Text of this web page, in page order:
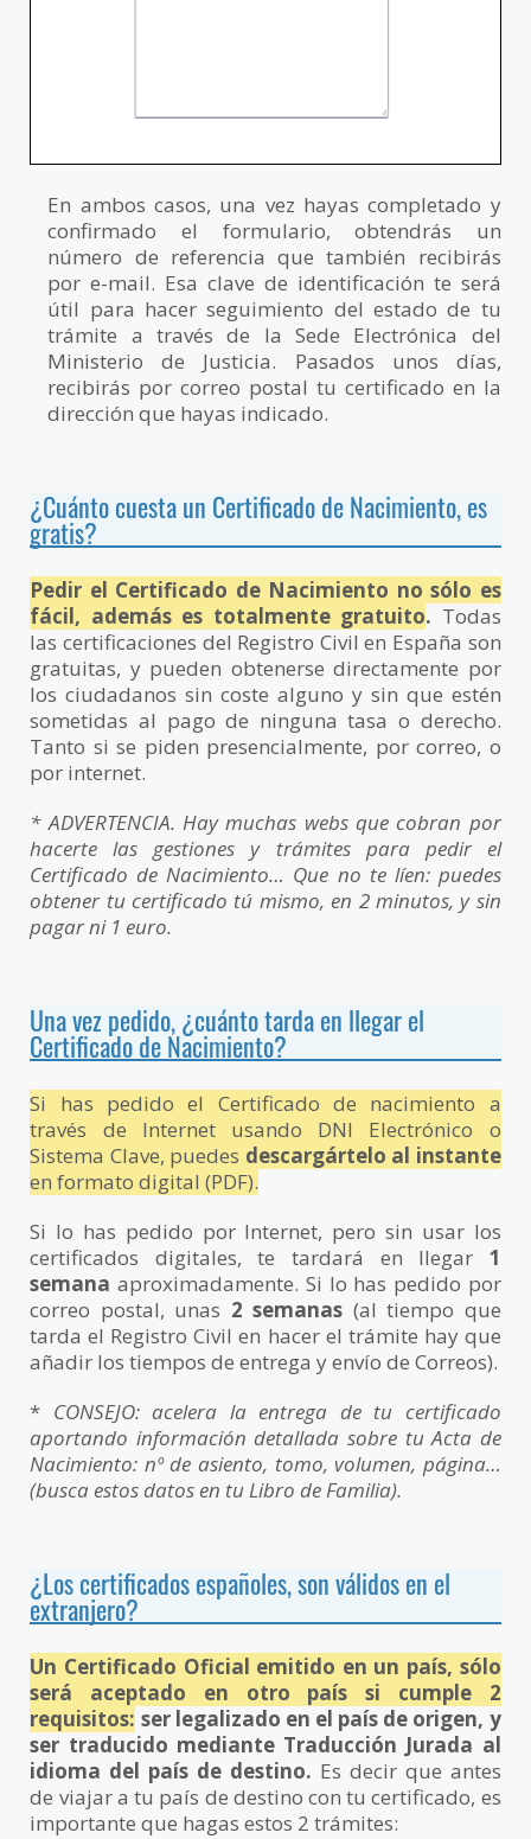
En ambos casos, una vez hayas completado y
confirmado el formulario, obtendrás un
número de referencia que también recibirás
por e-mail. Esa clave de identificación te será
útil para hacer seguimiento del estado de tu
trámite a través de la Sede Electrónica del
Ministerio de Justicia. Pasados unos días,
recibirás por correo postal tu certificado en la
dirección que hayas indicado.
¿Cuánto cuesta un Certificado de Nacimiento, es
gratis?
Pedir el Certificado de Nacimiento no sólo es
fácil, además es totalmente gratuito. Todas
las certificaciones del Registro Civil en España son
gratuitas, y pueden obtenerse directamente por
los ciudadanos sin coste alguno y sin que estén
sometidas al pago de ninguna tasa o derecho.
Tanto si se piden presencialmente, por correo, o
por internet.
* ADVERTENCIA. Hay muchas webs que cobran por
hacerte las gestiones y trámites para pedir el
Certificado de Nacimiento… Que no te líen: puedes
obtener tu certificado tú mismo, en 2 minutos, y sin
pagar ni 1 euro.
Una vez pedido, ¿cuánto tarda en llegar el
Certificado de Nacimiento?
Si has pedido el Certificado de nacimiento a
través de Internet usando DNI Electrónico o
Sistema Clave, puedes descargártelo al instante
en formato digital (PDF).
Si lo has pedido por Internet, pero sin usar los
certificados digitales, te tardará en llegar 1
semana aproximadamente. Si lo has pedido por
correo postal, unas 2 semanas (al tiempo que
tarda el Registro Civil en hacer el trámite hay que
añadir los tiempos de entrega y envío de Correos).
* CONSEJO: acelera la entrega de tu certificado
aportando información detallada sobre tu Acta de
Nacimiento: nº de asiento, tomo, volumen, página…
(busca estos datos en tu Libro de Familia).
¿Los certificados españoles, son válidos en el
extranjero?
Un Certificado Oficial emitido en un país, sólo
será aceptado en otro país si cumple 2
requisitos: ser legalizado en el país de origen, y
ser traducido mediante Traducción Jurada al
idioma del país de destino. Es decir que antes
de viajar a tu país de destino con tu certificado, es
importante que hagas estos 2 trámites: